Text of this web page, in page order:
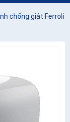
chống giật Ferroli